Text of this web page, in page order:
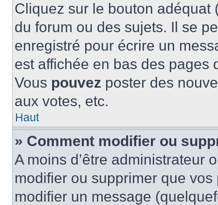
Cliquez sur le bouton
du forum ou des sujets. Il se
enregistré pour écrire un
est affichée en bas des pages
Vous pouvez poster des
aux votes, etc.
Haut
» Comment modifier ou
A moins d’être administrateur
modifier ou supprimer que
modifier un message